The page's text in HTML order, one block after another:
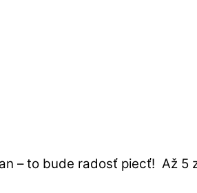
– to bude radosť piecť! Až 5